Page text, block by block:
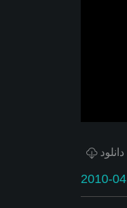
2010-04